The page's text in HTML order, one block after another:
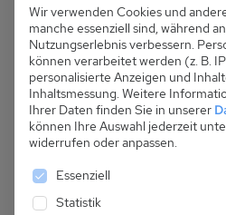
Wir verwenden Cookies und
manche essenziell sind, während
Nutzungserlebnis verbessern.
können verarbeitet werden (z. B.
personalisierte Anzeigen und
Inhaltsmessung. Weitere
Ihrer Daten finden Sie in unserer
können Ihre Auswahl jederzeit
widerrufen oder anpassen.
Es folgt eine Liste der
Essenziell
Statistik